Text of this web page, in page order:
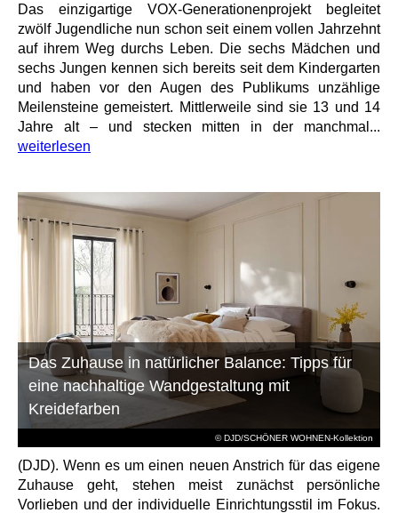
Das einzigartige VOX-Generationenprojekt begleitet
zwölf Jugendliche nun schon seit einem vollen Jahrzehnt
auf ihrem Weg durchs Leben. Die sechs Mädchen und
sechs Jungen kennen sich bereits seit dem Kindergarten
und haben vor den Augen des Publikums unzählige
Meilensteine gemeistert. Mittlerweile sind sie 13 und 14
Jahre alt – und stecken mitten in der manchmal...
weiterlesen
© DJD/SCHÖNER WOHNEN-Kollektion
Das Zuhause in natürlicher Balance: Tipps für
eine nachhaltige Wandgestaltung mit
Kreidefarben
(DJD). Wenn es um einen neuen Anstrich für das eigene
Zuhause geht, stehen meist zunächst persönliche
Vorlieben und der individuelle Einrichtungsstil im Fokus.